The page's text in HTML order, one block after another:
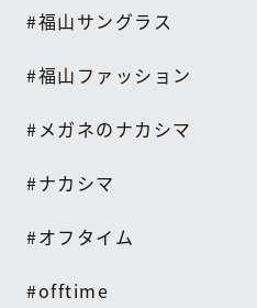
#福山サングラス
#福山ファッション
# メガネのナカシマ
#ナカシマ
#オフタイム
#offtime